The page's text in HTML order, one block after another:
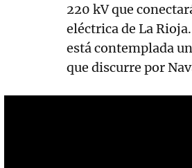
220 kV que
eléctrica de La
está contemplada
que discurre por